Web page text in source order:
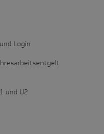
Login
und U2